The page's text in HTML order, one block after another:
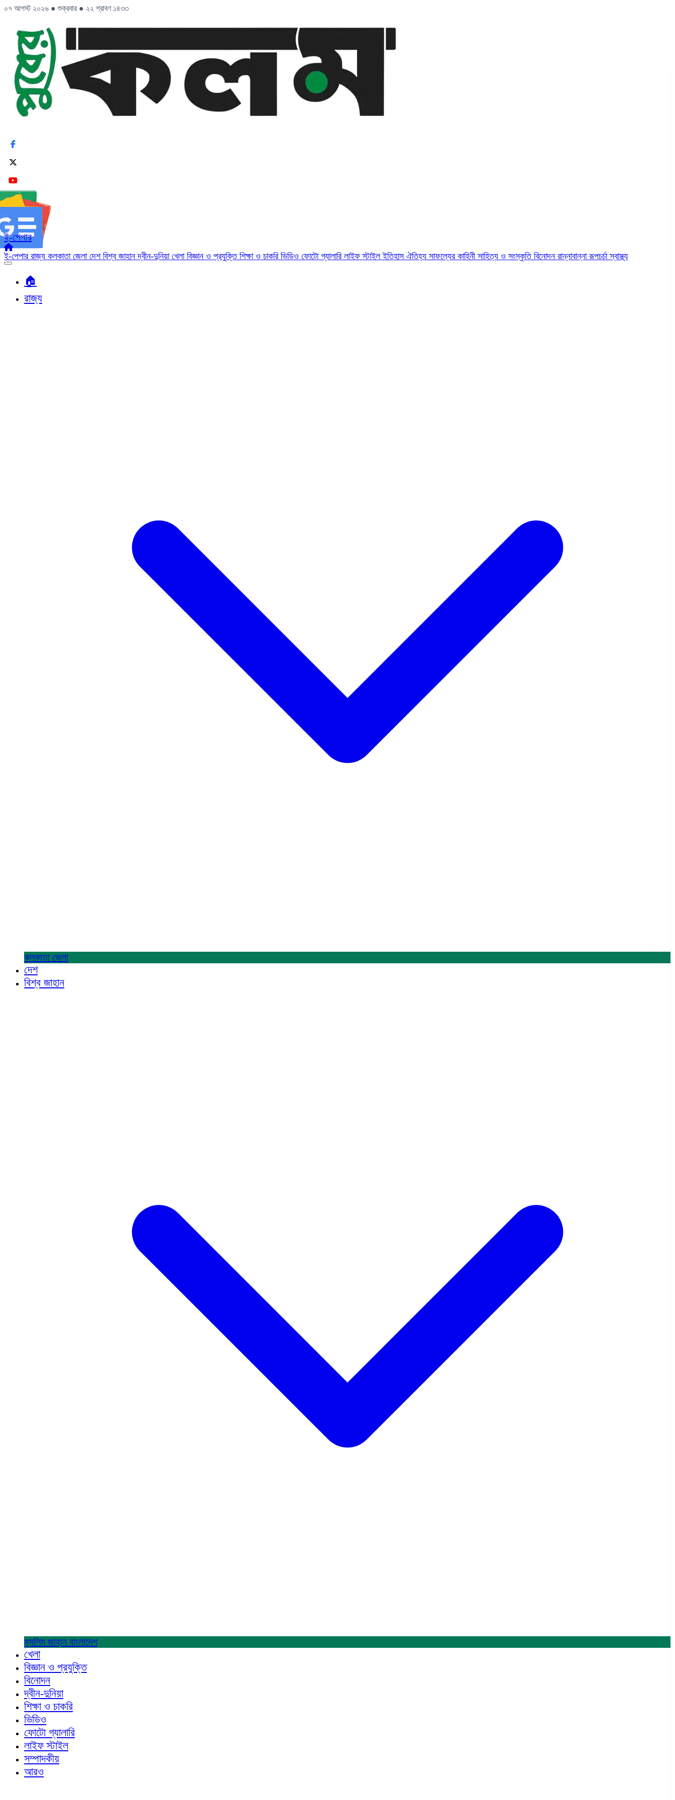
০৭ আগস্ট ২০২৬ ● শুক্রবার ● ২২ শ্রাবণ ১৪৩৩
ই-পেপার
ই-পেপার রাজ্য কলকাতা জেলা দেশ বিশ্ব জাহানদ্বীন-দুনিয়া খেলা বিজ্ঞান ও প্রযুক্তি শিক্ষা ও চাকরি ভিডিও ফোটো গ্যালারি লাইফ স্টাইলইতিহাস ঐতিহ্য সাফল্যের কাহিনী সাহিত্য ও সংস্কৃতি বিনোদন রান্নাবান্নারূপচর্চাস্বাস্থ্য
🏠︎
রাজ্য
কলকাতা জেলা
দেশ
বিশ্ব জাহান
মুসলিম জাহান বাংলাদেশ
খেলা
বিজ্ঞান ও প্রযুক্তি
বিনোদন
দ্বীন-দুনিয়া
শিক্ষা ও চাকরি
ভিডিও
ফোটো গ্যালারি
লাইফ স্টাইল
সম্পাদকীয়
আরও